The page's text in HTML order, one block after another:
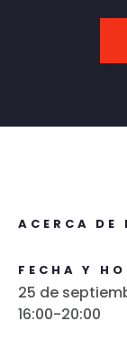
ACERCA DE
FECHA Y
25 de
16:00-20:00